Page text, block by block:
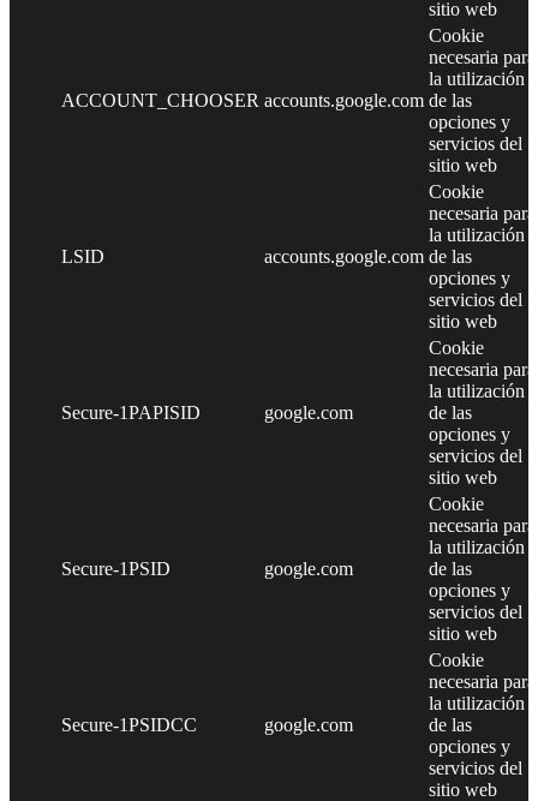
sitio web
ACCOUNT_CHOOSER accounts.google.com
Cookie
necesaria para
la utilización
de las
opciones y
servicios del
sitio web
LSID accounts.google.com
Cookie
necesaria para
la utilización
de las
opciones y
servicios del
sitio web
Secure-1PAPISID google.com
Cookie
necesaria para
la utilización
de las
opciones y
servicios del
sitio web
Secure-1PSID google.com
Cookie
necesaria para
la utilización
de las
opciones y
servicios del
sitio web
Secure-1PSIDCC google.com
Cookie
necesaria para
la utilización
de las
opciones y
servicios del
sitio web